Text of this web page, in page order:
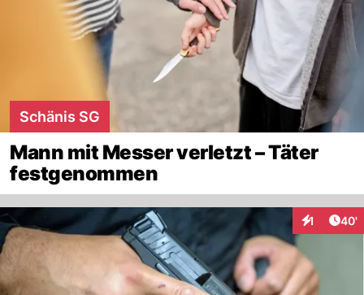
Schänis SG
Mann mit Messer verletzt – Täter
festgenommen
1 40'